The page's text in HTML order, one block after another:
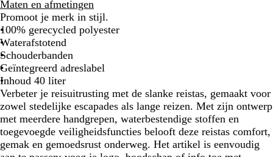
e
e
l
l
a
u
w
e
n
a
c
h
t
e
n
w
a
r
t
Maten en afmetingen
Promoot je merk in stijl.
100% gerecycled polyester
Waterafstotend
Schouderbanden
Geïntegreerd adreslabel
Inhoud 40 liter
Verbeter je reisuitrusting met de slanke reistas, gemaakt voor
zowel stedelijke escapades als lange reizen. Met zijn ontwerp
met meerdere handgrepen, waterbestendige stoffen en
toegevoegde veiligheidsfuncties belooft deze reistas comfort,
gemak en gemoedsrust onderweg. Het artikel is eenvoudig